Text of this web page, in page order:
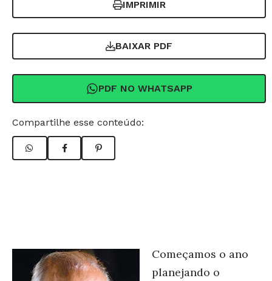
IMPRIMIR
BAIXAR PDF
PDF NO WHATSAPP
Compartilhe esse conteúdo:
Começamos o ano
planejando o